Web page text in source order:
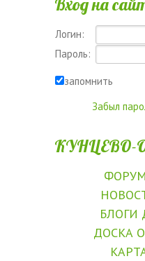
Вход на
Логин:
Пароль:
запомнить
Забыл
КУНЦЕВО-
БЛОГИ
ДОСКА